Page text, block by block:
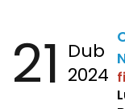
21 Dub
2024